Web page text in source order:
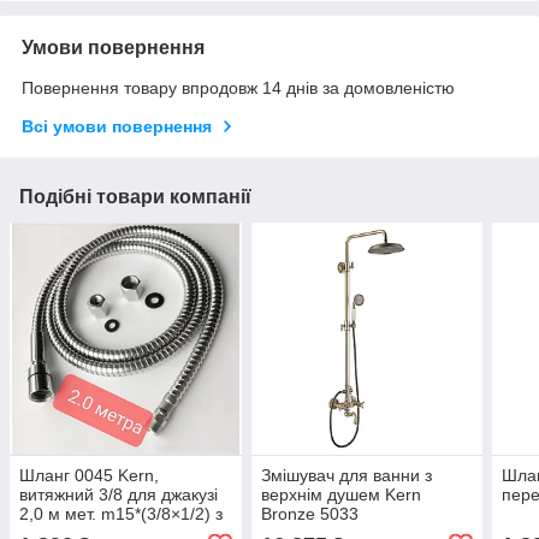
Умови повернення
Повернення товару впродовж 14 днів за домовленістю
Всі умови повернення
Подібні товари компанії
Шланг 0045 Kern,
витяжний 3/8 для джакузі
2,0 м мет. m15*(3/8×1/2) з
Змішувач для ванни з
верхнім душем Kern
Bronze 5033